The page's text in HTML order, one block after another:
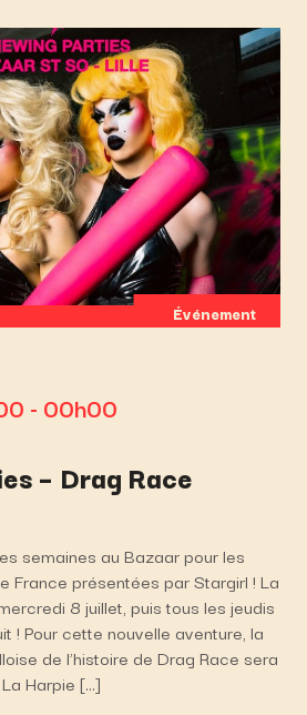
Événement
- 00h00
– Drag Race
semaines au Bazaar pour les
France présentées par Stargirl ! La
8 juillet, puis tous les jeudis
! Pour cette nouvelle aventure, la
de l’histoire de Drag Race sera
Harpie […]